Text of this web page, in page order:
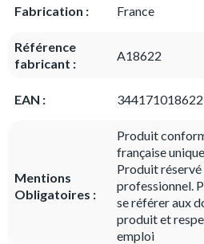
Fabrication : France
Référence
fabricant :
A18622
EAN :
Mentions
Obligatoires :
Produit
française
Produit réservé
professionnel.
se référer aux
produit et
emploi